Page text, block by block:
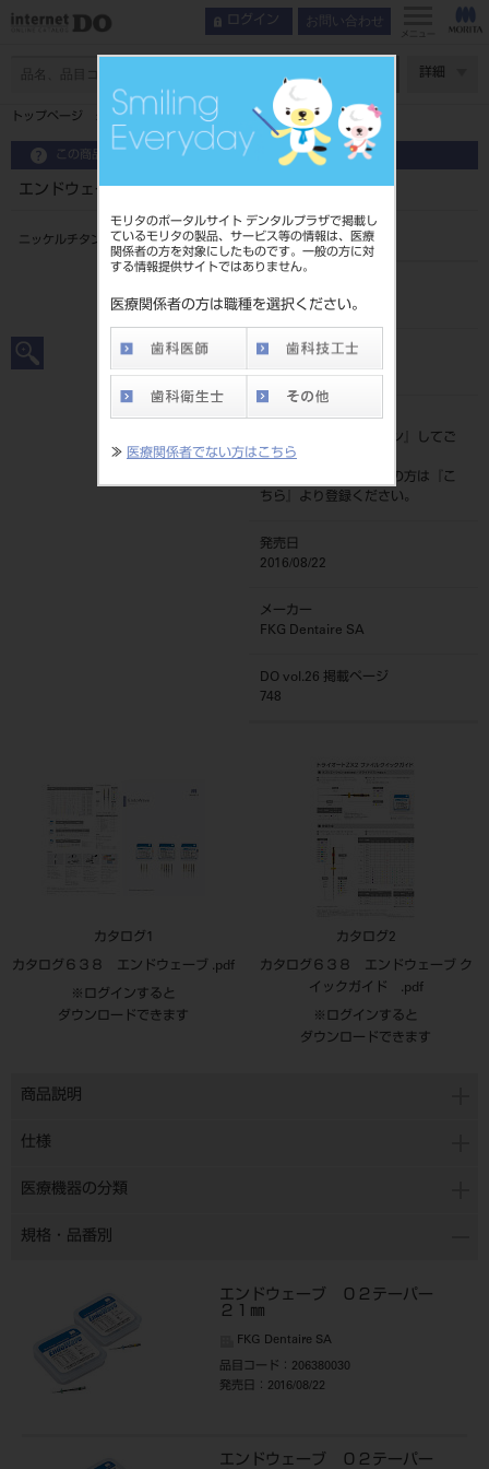
モリタのポータルサイト デンタルプラザで掲載し
ているモリタの製品、サービス等の情報は、医療
関係者の方を対象にしたものです。一般の方に対
する情報提供サイトではありません。
医療関係者の方は職種を選択ください。
≫ 医療関係者でない方はこちら
ログイン お問い合わせ
メニュー
詳細
トップページ エンドウェーブ ET 10テーパー 21㎜ #25
この商品に関するお問い合わせ
エンドウェーブ ET 10テーパー 21㎜ #25
ニッケルチタン製ファイルCA用
206380051
JAN/EANコード
標準価格
ログイン
』してご
覧ください。
ネット会員登録がまだの方は『
こ
ちら
』より登録ください。
発売日
2016/08/22
メーカー
FKG Dentaire SA
DO vol.26 掲載ページ
748
カタログ1
カタログ６３８ エンドウェーブ .pdf
※ログインすると
ダウンロードできます
カタログ2
カタログ６３８ エンドウェーブ ク
イックガイド .pdf
※ログインすると
ダウンロードできます
商品説明
仕様
医療機器の分類
規格・品番別
エンドウェーブ ０２テーパー
２１㎜
FKG Dentaire SA
品目コード ：206380030
発売日
：2016/08/22
エンドウェーブ ０２テーパー